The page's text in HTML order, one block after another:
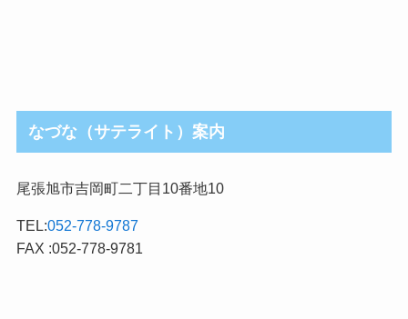
なづな（サテライト）案内
尾張旭市吉岡町二丁目10番地10
TEL:052-778-9787
FAX :052-778-9781